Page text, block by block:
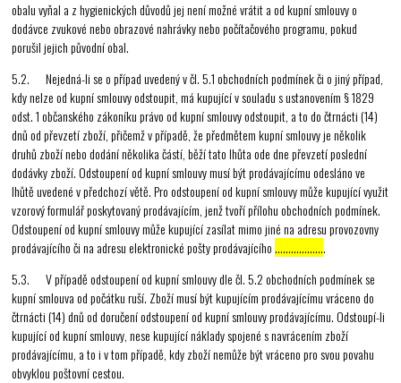
obalu vyňal a z hygienických důvodů jej není možné vrátit a od kupní smlouvy o
dodávce zvukové nebo obrazové nahrávky nebo počítačového programu, pokud
porušil jejich původní obal.
5.2. Nejedná-li se o případ uvedený v čl. 5.1 obchodních podmínek či o jiný případ,
kdy nelze od kupní smlouvy odstoupit, má kupující v souladu s ustanovením § 1829
odst. 1 občanského zákoníku právo od kupní smlouvy odstoupit, a to do čtrnácti (14)
dnů od převzetí zboží, přičemž v případě, že předmětem kupní smlouvy je několik
druhů zboží nebo dodání několika částí, běží tato lhůta ode dne převzetí poslední
dodávky zboží. Odstoupení od kupní smlouvy musí být prodávajícímu odesláno ve
lhůtě uvedené v předchozí větě. Pro odstoupení od kupní smlouvy může kupující využit
vzorový formulář poskytovaný prodávajícím, jenž tvoří přílohu obchodních podmínek.
Odstoupení od kupní smlouvy může kupující zasílat mimo jiné na adresu provozovny
prodávajícího či na adresu elektronické pošty prodávajícího ……………….
5.3. V případě odstoupení od kupní smlouvy dle čl. 5.2 obchodních podmínek se
kupní smlouva od počátku ruší. Zboží musí být kupujícím prodávajícímu vráceno do
čtrnácti (14) dnů od doručení odstoupení od kupní smlouvy prodávajícímu. Odstoupí-li
kupující od kupní smlouvy, nese kupující náklady spojené s navrácením zboží
prodávajícímu, a to i v tom případě, kdy zboží nemůže být vráceno pro svou povahu
obvyklou poštovní cestou.